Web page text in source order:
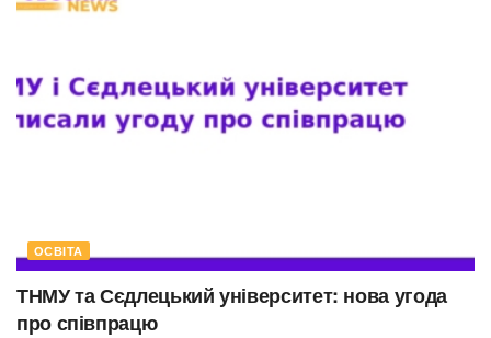
ОСВІТА
ТНМУ та Сєдлецький університет: нова угода
про співпрацю